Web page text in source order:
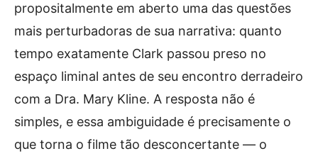
propositalmente em aberto uma das questões
mais perturbadoras de sua narrativa: quanto
tempo exatamente Clark passou preso no
espaço liminal antes de seu encontro derradeiro
com a Dra. Mary Kline. A resposta não é
simples, e essa ambiguidade é precisamente o
que torna o filme tão desconcertante — o